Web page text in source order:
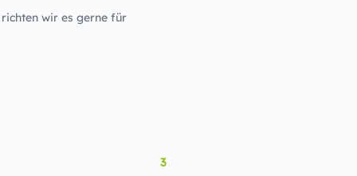
wir es gerne für
3